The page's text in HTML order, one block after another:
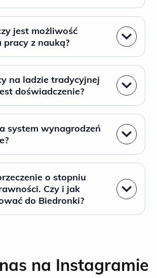
jest możliwość
pracy z nauką?
na ladzie tradycyjnej
doświadczenie?
system wynagrodzeń
o stopniu
Czy i jak
do Biedronki?
na Instagramie